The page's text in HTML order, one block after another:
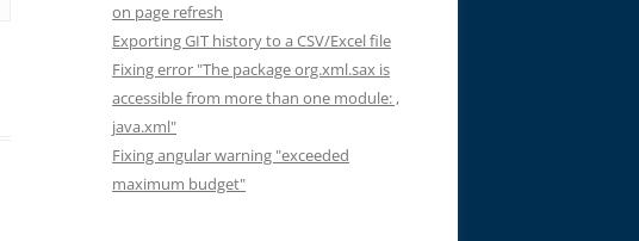
on page refresh
Exporting GIT history to a CSV/Excel file
Fixing error "The package org.xml.sax is
accessible from more than one module: ,
java.xml"
Fixing angular warning "exceeded
maximum budget"